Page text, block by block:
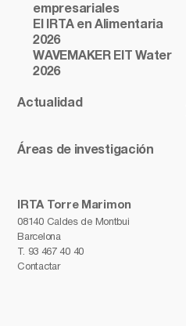
IRTA Torre Marimon
08140 Caldes de Montbui
Barcelona
T. 93 467 40 40
Contactar
empresariales
El IRTA en Alimentaria
2026
WAVEMAKER EIT Water
2026
Actualidad
Áreas de investigación